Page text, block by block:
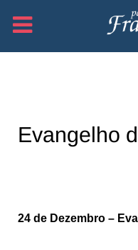
Evangelho
24 de Dezembro –